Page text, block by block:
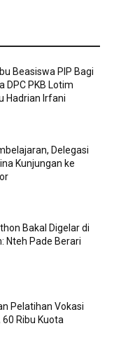
Beasiswa PIP Bagi
DPC PKB Lotim
Hadrian Irfani
Delegasi
Kunjungan ke
Bakal Digelar di
Nteh Pade Berari
Pelatihan Vokasi
60 Ribu Kuota